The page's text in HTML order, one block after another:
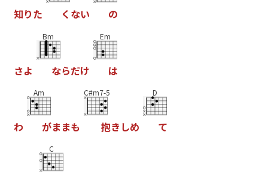
知りた く ない の
さよ
Bm
ならだけ
Em
は
わ
Am
がままも
C#m7-5
抱き しめ
D
て
C